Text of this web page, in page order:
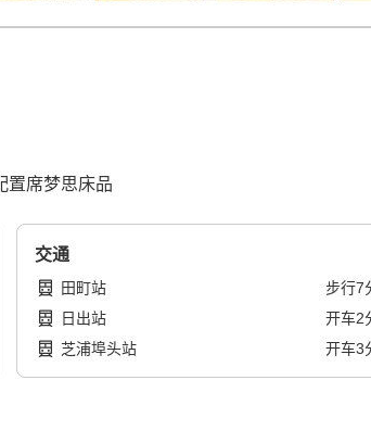
置席梦思床品
交通
田町站 步行7
日出站
开车2
芝浦埠头站
开车3